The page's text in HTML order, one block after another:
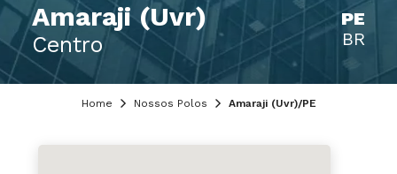
Amaraji (Uvr)
Centro
PE
BR
Home Nossos Polos Amaraji (Uvr)/PE